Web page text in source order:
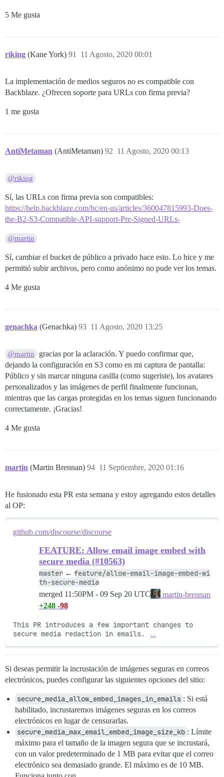
5 Me gusta
riking (Kane York) 11 Agosto, 2020 00:01
91
La implementación de medios seguros no es compatible con
Backblaze. ¿Ofrecen soporte para URLs con firma previa?
1 me gusta
AntiMetaman (AntiMetaman) 11 Agosto, 2020 00:13
92
@riking
Sí, las URLs con firma previa son compatibles:
https://help.backblaze.com/hc/en-us/articles/360047815993-Does-
the-B2-S3-Compatible-API-support-Pre-Signed-URLs-
@martin
Sí, cambiar el bucket de público a privado hace esto. Lo hice y me
permitió subir archivos, pero como anónimo no pude ver los temas.
4 Me gusta
genachka (Genachka) 11 Agosto, 2020 13:25
93
@martin
gracias por la aclaración. Y puedo confirmar que,
dejando la configuración en S3 como en mi captura de pantalla:
Público y sin marcar ninguna casilla (como sugeriste), los avatares
personalizados y las imágenes de perfil finalmente funcionan,
mientras que las cargas protegidas en los temas siguen funcionando
correctamente. ¡Gracias!
4 Me gusta
martin (Martin Brennan) 11 Septiembre, 2020 01:16
94
He fusionado esta PR esta semana y estoy agregando estos detalles
al OP:
github.com/discourse/discourse
FEATURE: Allow email image embed with
secure media (#10563)
master ← feature/allow-email-image-embed-wi
th-secure-media
merged 11:50PM - 09 Sep 20 UTC
martin-brennan
+248 -98
This PR introduces a few important changes to
secure media redaction in emails.
…
Si deseas permitir la incrustación de imágenes seguras en correos
electrónicos, puedes configurar las siguientes opciones del sitio:
secure_media_allow_embed_images_in_emails : Si está
habilitado, incrustaremos imágenes seguras en los correos
electrónicos en lugar de censurarlas.
secure_media_max_email_embed_image_size_kb : Límite
máximo para el tamaño de la imagen segura que se incrustará,
con un valor predeterminado de 1 MB para evitar que el correo
electrónico sea demasiado grande. El máximo es de 10 MB.